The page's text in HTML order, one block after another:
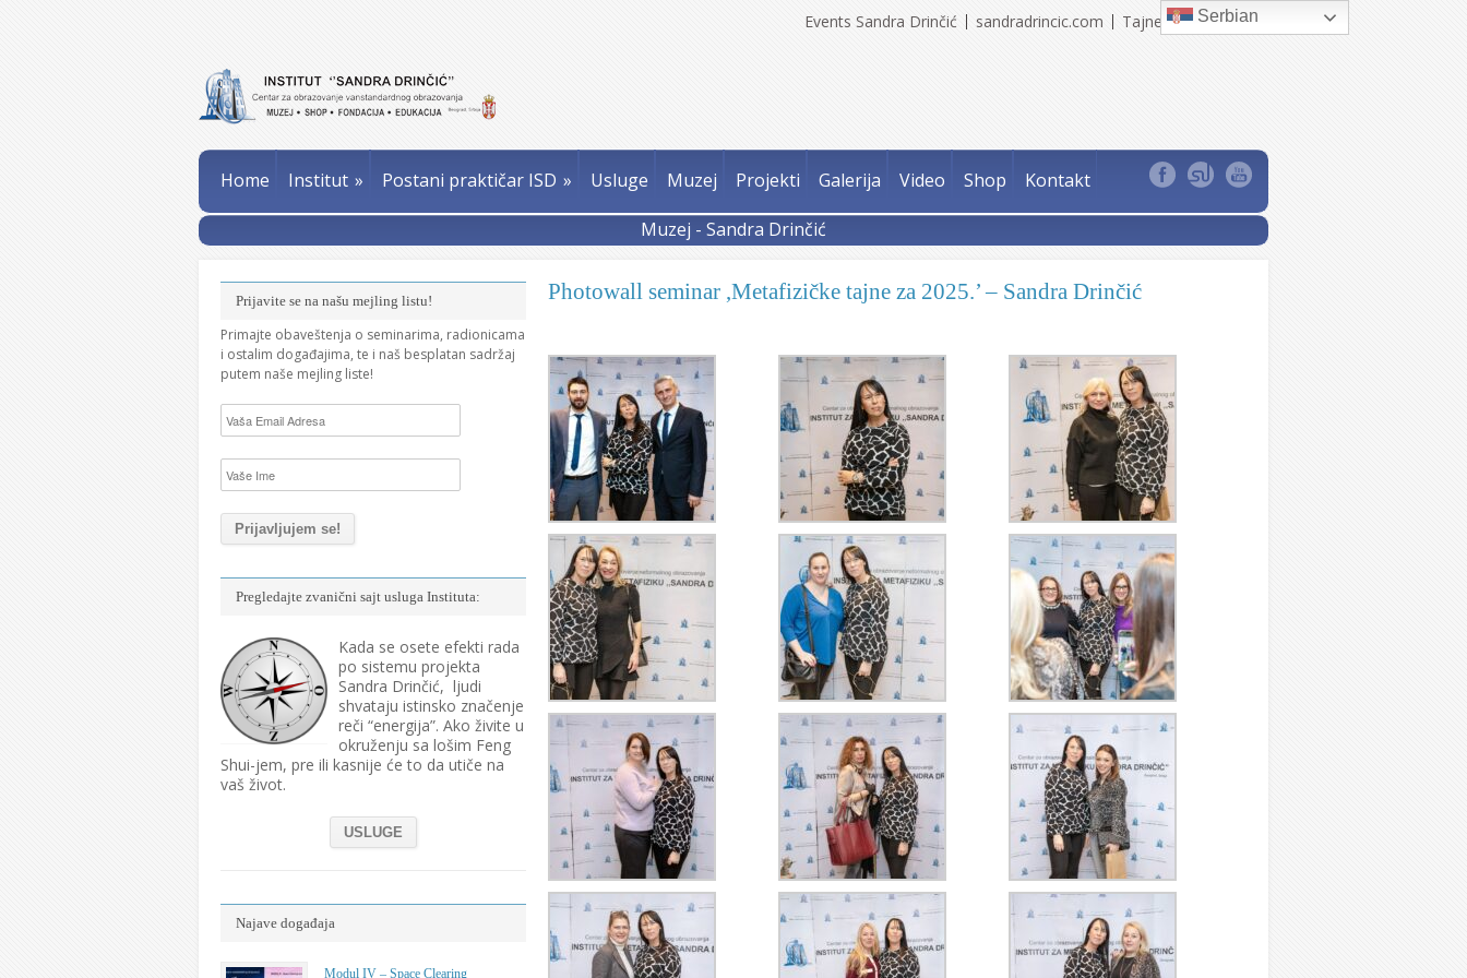
Events Sandra Drinčić sandradrincic.com Tajne Sandra Drinčić
Home Institut » Postani praktičar ISD » Usluge Muzej Projekti Galerija Video Shop Kontakt
Muzej - Sandra Drinčić
Photowall seminar ,Metafizičke tajne za 2025.’ – Sandra Drinčić
Prijavite se na našu mejling listu!
Primajte obaveštenja o seminarima, radionicama
i ostalim događajima, te i naš besplatan sadržaj
putem naše mejling liste!
Pregledajte zvanični sajt usluga Instituta:
Kada se osete efekti rada
po sistemu projekta
Sandra Drinčić, ljudi
shvataju istinsko značenje
reči “energija”. Ako živite u
okruženju sa lošim Feng
Shui-jem, pre ili kasnije će to da utiče na
vaš život.
USLUGE
Najave događaja
Modul IV – Space Clearing
Serbian